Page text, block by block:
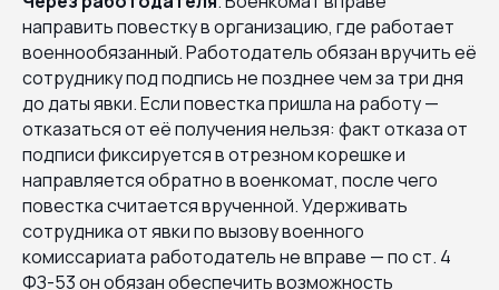
направить повестку в организацию, где работает
военнообязанный. Работодатель обязан вручить её
сотруднику под подпись не позднее чем за три дня
до даты явки. Если повестка пришла на работу —
отказаться от её получения нельзя: факт отказа от
подписи фиксируется в отрезном корешке и
направляется обратно в военкомат, после чего
повестка считается врученной. Удерживать
сотрудника от явки по вызову военного
комиссариата работодатель не вправе — по ст. 4
ФЗ-53 он обязан обеспечить возможность